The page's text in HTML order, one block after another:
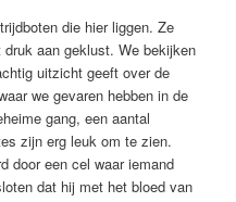
die hier liggen. Ze
aan geklust. We bekijken
uitzicht geeft over de
we gevaren hebben in de
gang, een aantal
zijn erg leuk om te zien.
door een cel waar iemand
dat hij met het bloed van